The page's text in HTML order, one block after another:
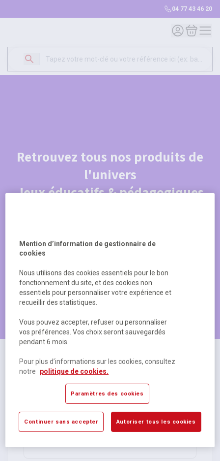
04 77 43 46 20
Mon compte
Mon
Retrouvez tous nos produits de
l'univers
Jeux éducatifs & pédagogiques
Les produits les plus populaires
Cahier polypropylène 48 pages Seyes 17x22 cm
Mention d’information de gestionnaire de
cookies
Nous utilisons des cookies essentiels pour le bon
fonctionnement du site, et des cookies non
essentiels pour personnaliser votre expérience et
recueillir des statistiques.
Vous pouvez accepter, refuser ou personnaliser
vos préférences. Vos choix seront sauvegardés
pendant 6 mois.
Pour plus d’informations sur les cookies, consultez
notre
politique de cookies.
Paramètres des cookies
Continuer sans accepter Autoriser tous les cookies